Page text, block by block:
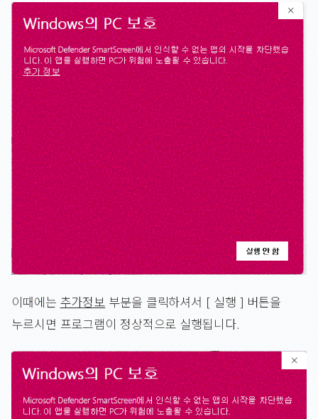
이때에는 추가정보 부분을 클릭하셔서 [ 실행 ] 버튼을
누르시면 프로그램이 정상적으로 실행됩니다.